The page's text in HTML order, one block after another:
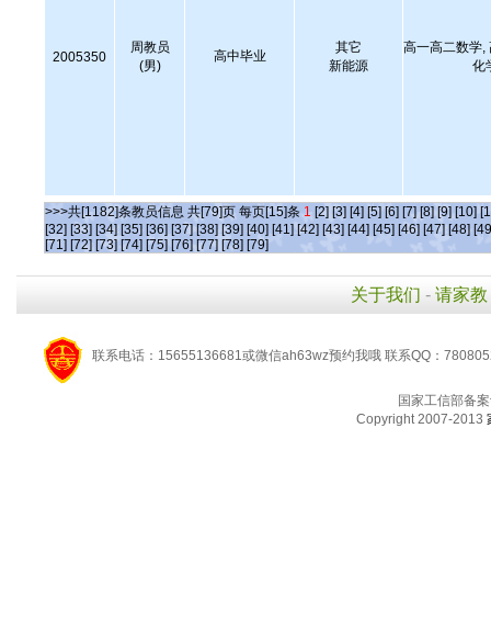
2005350
周教员
(男)
高中毕业
其它
新能源
高一高二数学,
化
>>>共[1182]条教员信息 共[79]页 每页[15]条 1 [2] [3] [4] [5] [6] [7] [8] [9] [10]
[32] [33] [34] [35] [36] [37] [38] [39] [40] [41] [42] [43] [44] [45] [46] [47] [48]
[71] [72] [73] [74] [75] [76] [77] [78] [79]
关于我们 - 请家教
联系电话：15655136681或微信ah63wz预约我哦 联系QQ：
国家工信部备
Copyright 2007-2013